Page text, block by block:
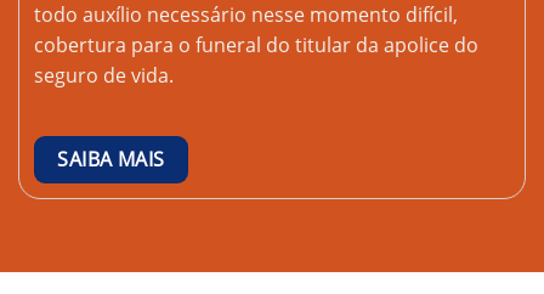
todo auxílio necessário nesse momento difícil,
cobertura para o funeral do titular da apolice do
seguro de vida.
SAIBA MAIS